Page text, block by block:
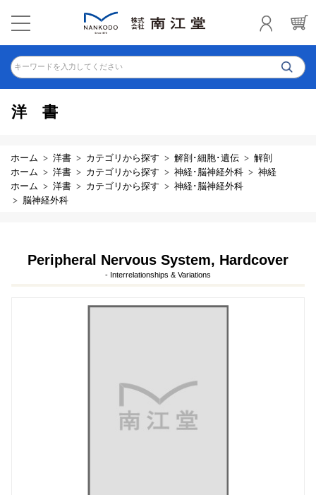
キーワードを入力してください
洋書
ホーム 洋書 カテゴリから探す 解剖･細胞･遺伝
解剖
ホーム
洋書 カテゴリから探す 神経･脳神経外科
神経
ホーム
洋書 カテゴリから探す
神経･脳神経外科
脳神経外科
Peripheral Nervous System, Hardcover
- Interrelationships & Variations